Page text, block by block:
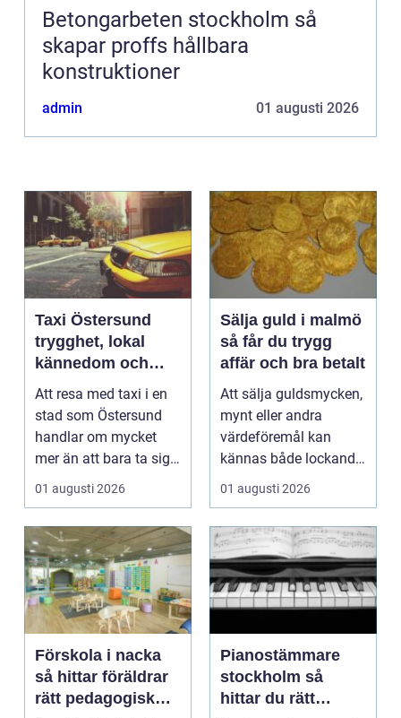
Betongarbeten stockholm så
skapar proffs hållbara
konstruktioner
admin 01 augusti 2026
Taxi Östersund
trygghet, lokal
kännedom och
smidiga resor året
runt
Att resa med taxi i en
stad som Östersund
handlar om mycket
mer än att bara ta sig
från punkt A till...
01 augusti 2026
Sälja guld i malmö
så får du trygg
affär och bra betalt
Att sälja guldsmycken,
mynt eller andra
värdeföremål kan
kännas både lockande
och osäkert på samma
01 augusti 2026
Förskola i nacka
så hittar föräldrar
rätt pedagogisk
Pianostämmare
stockholm så
hittar du rätt